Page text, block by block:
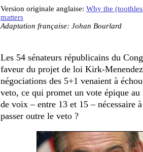
Version originale anglaise: Why the
matters
Adaptation française: Johan Bourlard
Les 54 sénateurs républicains du
faveur du projet de loi Kirk-
négociations des 5+1 venaient à
veto, ce qui promet un vote épique
de voix – entre 13 et 15 – nécessaire
passer outre le veto ?